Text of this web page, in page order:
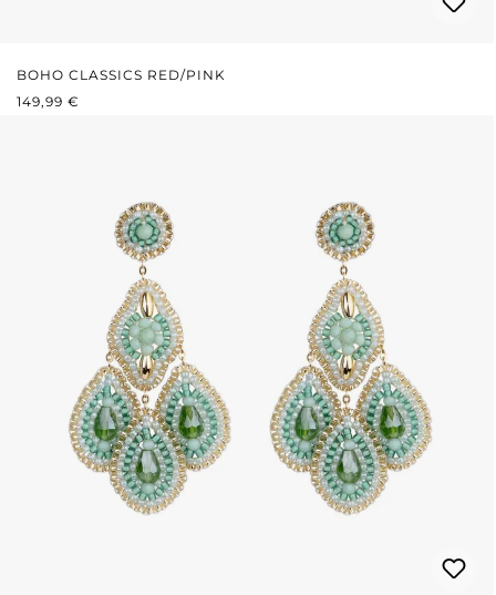
BOHO CLASSICS RED/PINK
REGULÄRER PREIS:
149,99 €